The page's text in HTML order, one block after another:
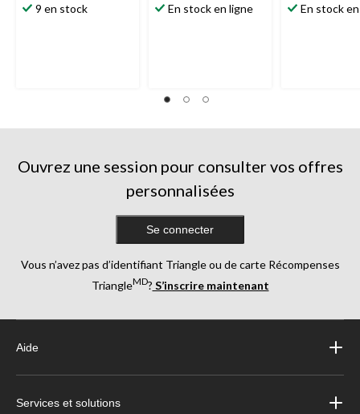
9 en stock En stock en ligne En stock
Ouvrez une session pour consulter vos offres
personnalisées
Se connecter
Vous n’avez pas d’identifiant Triangle ou de carte Récompenses
TriangleMD? S’inscrire maintenant
Aide
Services et solutions